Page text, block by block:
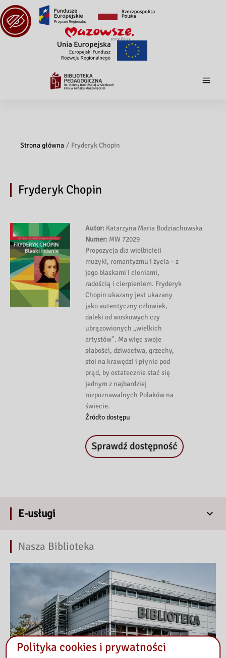
Strona główna Fryderyk Chopin
Fryderyk Chopin
Autor: Katarzyna Maria Bodziachowska
Numer: MW 72029
Propozycja dla wielbicieli
muzyki, romantyzmu i życia – z
jego blaskami i cieniami,
radością i cierpieniem. Fryderyk
Chopin ukazany jest ukazany
jako autentyczny człowiek,
daleki od woskowych czy
ubrązowionych „wielkich
artystów”. Ma więc swoje
słabości, dziwactwa, grzechy,
stoi na krawędzi i płynie pod
prąd, by ostatecznie stać się
jednym z najbardziej
rozpoznawalnych Polaków na
świecie.
Źródło dostępu
E-usługi
Nasza Biblioteka
Polityka cookies i prywatności